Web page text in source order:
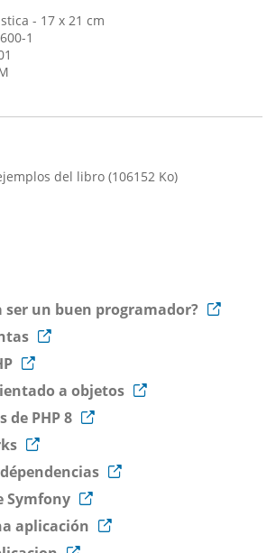
- 17 x 21 cm
1
del libro (106152 Ko)
ser un buen programador?
a objetos
de PHP 8
Symfony
aplicación